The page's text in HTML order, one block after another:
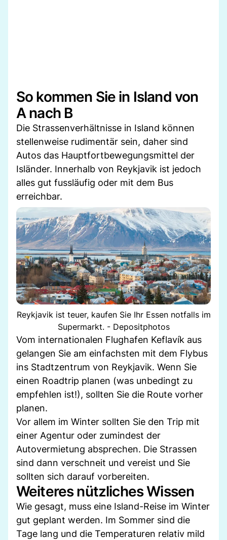
So kommen Sie in Island von
A nach B
Die Strassenverhältnisse in Island können
stellenweise rudimentär sein, daher sind
Autos das Hauptfortbewegungsmittel der
Isländer. Innerhalb von Reykjavik ist jedoch
alles gut fussläufig oder mit dem Bus
erreichbar.
Reykjavik ist teuer, kaufen Sie Ihr Essen notfalls im
Supermarkt. - Depositphotos
Vom internationalen Flughafen Keflavík aus
gelangen Sie am einfachsten mit dem Flybus
ins Stadtzentrum von Reykjavik. Wenn Sie
einen Roadtrip planen (was unbedingt zu
empfehlen ist!), sollten Sie die Route vorher
planen.
Vor allem im Winter sollten Sie den Trip mit
einer Agentur oder zumindest der
Autovermietung absprechen. Die Strassen
sind dann verschneit und vereist und Sie
sollten sich darauf vorbereiten.
Weiteres nützliches Wissen
Wie gesagt, muss eine Island-Reise im Winter
gut geplant werden. Im Sommer sind die
Tage lang und die Temperaturen relativ mild